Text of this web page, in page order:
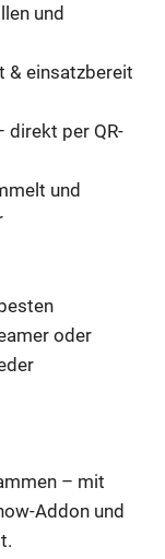
und
& einsatzbereit
direkt per QR-
und
oder
– mit
Addon und